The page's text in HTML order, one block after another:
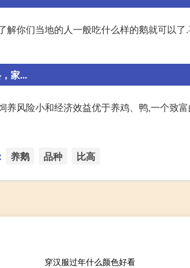
你们当地的人一般吃什么样的鹅就可以
家...
风险小和经济效益优于养鸡、鸭,一个致
养鹅 品种 比高
穿汉服过年什么颜色好看